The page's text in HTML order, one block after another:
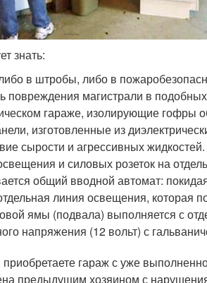
знать:
в штробы, либо в
повреждения магистрали в
гараже, изолирующие гофры
изготовленные из
сырости и агрессивных жидкостей.
и силовых розеток на
общий вводной автомат:
линия освещения, которая
ямы (подвала) выполняется с
напряжения (12 вольт) с
приобретаете гараж с уже
предыдущим хозяином с